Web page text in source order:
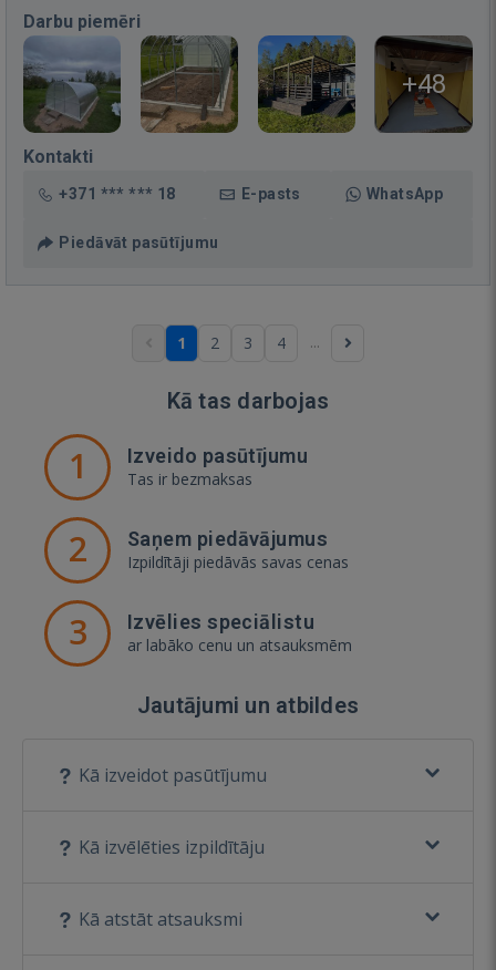
Darbu piemēri
+48
Kontakti
+371 *** *** 18 E-pasts WhatsApp
Piedāvāt pasūtījumu
1 2 3 4 ...
Kā tas darbojas
1 Izveido pasūtījumu
Tas ir bezmaksas
2 Saņem piedāvājumus
Izpildītāji piedāvās savas cenas
3 Izvēlies speciālistu
ar labāko cenu un atsauksmēm
Jautājumi un atbildes
Kā izveidot pasūtījumu
Kā izvēlēties izpildītāju
Kā atstāt atsauksmi